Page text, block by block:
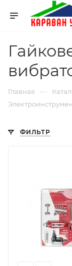
Главная —
ФИЛЬТР